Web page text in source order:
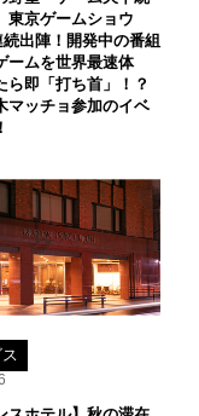
東京ゲームショウ
出陣！開発中の番組
ームを世界最速体
ら即「打ち首」！？
マッチョ参加のイベ